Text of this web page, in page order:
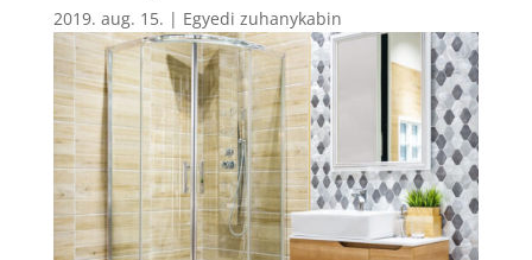
2019. aug. 15. | Egyedi zuhanykabin